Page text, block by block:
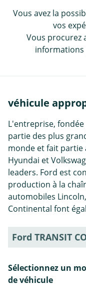
Vous avez la
vos
Vous procurez
informations
véhicule
L'entreprise,
partie des plus
monde et fait partie
Hyundai et
leaders. Ford est
production à la
automobiles
Continental font
Ford TRANSIT
Sélectionnez un
de véhicule